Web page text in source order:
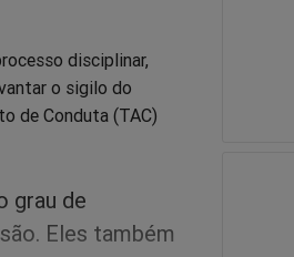
disciplinar,
o sigilo do
de Conduta (TAC)
grau de
Eles também